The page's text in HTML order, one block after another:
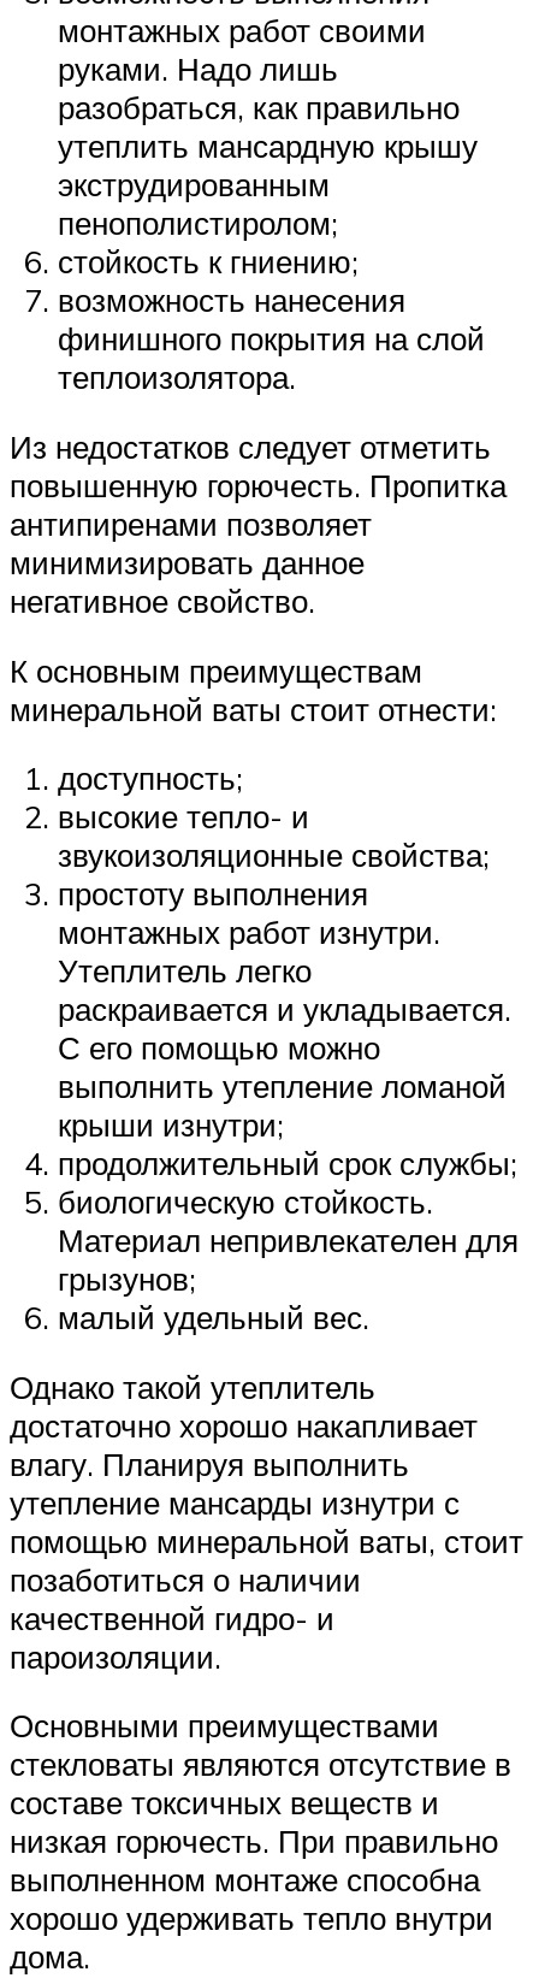
монтажных работ своими
руками. Надо лишь
разобраться, как правильно
утеплить мансардную крышу
экструдированным
пенополистиролом;
стойкость к гниению;
возможность нанесения
финишного покрытия на слой
теплоизолятора.
Из недостатков следует отметить
повышенную горючесть. Пропитка
антипиренами позволяет
минимизировать данное
негативное свойство.
К основным преимуществам
минеральной ваты стоит отнести:
доступность;
высокие тепло- и
звукоизоляционные свойства;
простоту выполнения
монтажных работ изнутри.
Утеплитель легко
раскраивается и укладывается.
С его помощью можно
выполнить утепление ломаной
крыши изнутри;
продолжительный срок службы;
биологическую стойкость.
Материал непривлекателен для
грызунов;
малый удельный вес.
Однако такой утеплитель
достаточно хорошо накапливает
влагу. Планируя выполнить
утепление мансарды изнутри с
помощью минеральной ваты, стоит
позаботиться о наличии
качественной гидро- и
пароизоляции.
Основными преимуществами
стекловаты являются отсутствие в
составе токсичных веществ и
низкая горючесть. При правильно
выполненном монтаже способна
хорошо удерживать тепло внутри
дома.